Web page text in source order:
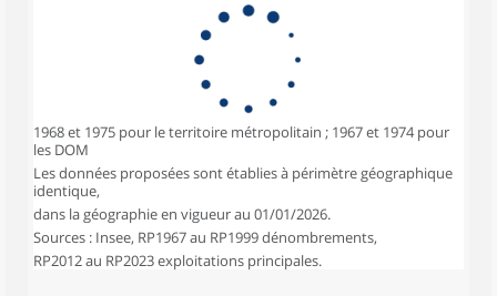
1968 et 1975 pour le territoire métropolitain ; 1967 et 1974 pour
les DOM
Les données proposées sont établies à périmètre géographique
identique,
dans la géographie en vigueur au 01/01/2026.
Sources : Insee, RP1967 au RP1999 dénombrements,
RP2012 au RP2023 exploitations principales.